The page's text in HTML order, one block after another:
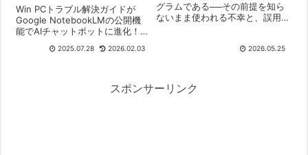
NotebookLM「公開ノー
トブック」の衝撃と活用術
【2025/07/28】
Win PCトラブル解決ガイドが
Google NotebookLMの公開機
能でAIチャットボットに進化！
決策をAIに直接質問。検索不要
2025.07.28 2026.02.03
グラムである──その前提を知ら
ないまま使われる不幸と、誤用
2026.05.25
スポンサーリンク